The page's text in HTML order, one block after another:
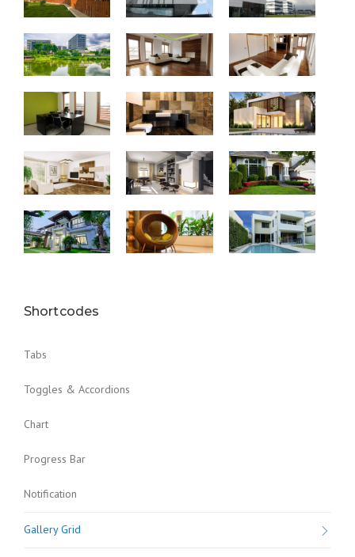
Shortcodes
Tabs
Toggles & Accordions
Chart
Progress Bar
Notification
Gallery Grid